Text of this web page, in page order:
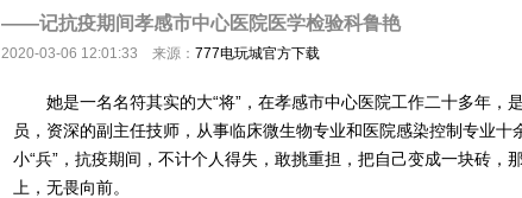
——记抗疫期间孝感市中心医院医学检验科鲁艳
2020-03-06 12:01:33 来源： 777电玩城官方下载
她是一名名符其实的大“将”，在孝感市中心医院工作二十多年，
员，资深的副主任技师，从事临床微生物专业和医院感染控制专业十
小“兵”，抗疫期间，不计个人得失，敢挑重担，把自己变成一块砖，
上，无畏向前。